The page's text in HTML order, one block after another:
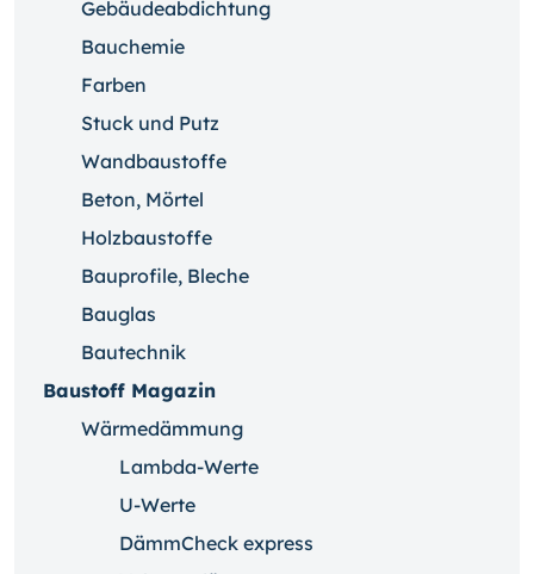
Gebäudeabdichtung
Bauchemie
Farben
Stuck und Putz
Wandbaustoffe
Beton, Mörtel
Holzbaustoffe
Bauprofile, Bleche
Bauglas
Bautechnik
Baustoff Magazin
Wärmedämmung
Lambda-Werte
U-Werte
DämmCheck express